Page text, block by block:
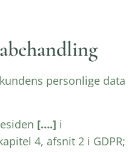
personlige data
[….] i
4, afsnit 2 i GDPR;